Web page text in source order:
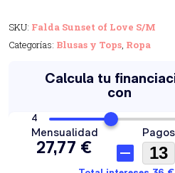
SKU: Falda Sunset of Love S/M
Categorías: Blusas y Tops, Ropa